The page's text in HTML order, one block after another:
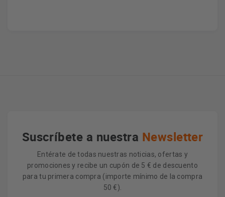
Suscríbete a nuestra Newsletter
Entérate de todas nuestras noticias, ofertas y
promociones y recibe un cupón de 5 € de descuento
para tu primera compra (importe mínimo de la compra
50 €).